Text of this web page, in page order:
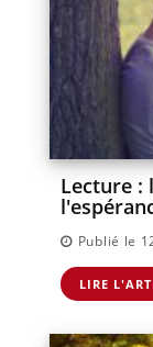
Lecture :
Publié le
LIRE